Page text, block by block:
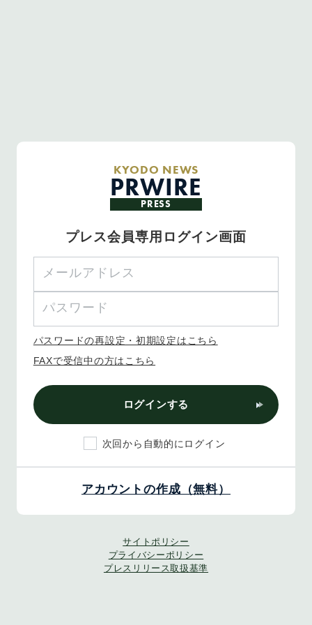
KYODO NEWS
PRWIRE
PRESS
プレス会員専用ログイン画面
パスワードの再設定・初期設定はこちら
FAXで受信中の方はこちら
ログインする
次回から自動的にログイン
アカウントの作成（無料）
サイトポリシー
プライバシーポリシー
プレスリリース取扱基準